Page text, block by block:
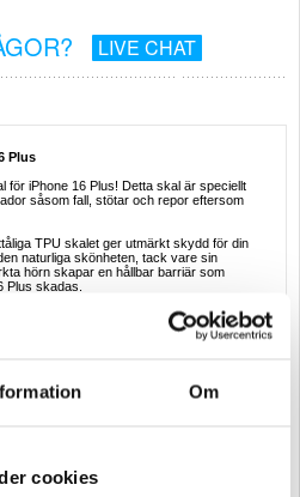
Om
cookies
LIVE CHAT
Plus
för iPhone 16 Plus! Detta skal är speciellt
såsom fall, stötar och repor eftersom
TPU skalet ger utmärkt skydd för din
naturliga skönheten, tack vare sin
hörn skapar en hållbar barriär som
Plus skadas.
för att ge utmärkt skydd för din mobil
till alla nödvändiga portar
av TPU med flexibiliteten av silikon